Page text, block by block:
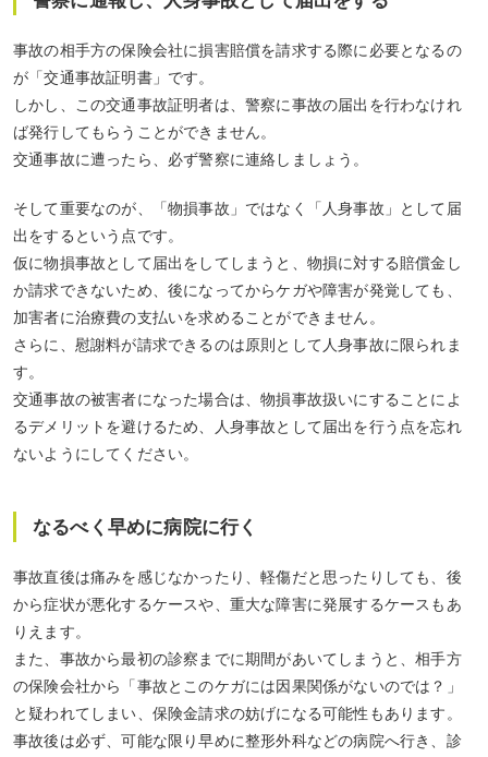
事故の相手方の保険会社に損害賠償を請求する際に必要となるの
が「交通事故証明書」です。
しかし、この交通事故証明者は、警察に事故の届出を行わなけれ
ば発行してもらうことができません。
交通事故に遭ったら、必ず警察に連絡しましょう。
そして重要なのが、「物損事故」ではなく「人身事故」として届
出をするという点です。
仮に物損事故として届出をしてしまうと、物損に対する賠償金し
か請求できないため、後になってからケガや障害が発覚しても、
加害者に治療費の支払いを求めることができません。
さらに、慰謝料が請求できるのは原則として人身事故に限られま
す。
交通事故の被害者になった場合は、物損事故扱いにすることによ
るデメリットを避けるため、人身事故として届出を行う点を忘れ
ないようにしてください。
なるべく早めに病院に行く
事故直後は痛みを感じなかったり、軽傷だと思ったりしても、後
から症状が悪化するケースや、重大な障害に発展するケースもあ
りえます。
また、事故から最初の診察までに期間があいてしまうと、相手方
の保険会社から「事故とこのケガには因果関係がないのでは？」
と疑われてしまい、保険金請求の妨げになる可能性もあります。
事故後は必ず、可能な限り早めに整形外科などの病院へ行き、診